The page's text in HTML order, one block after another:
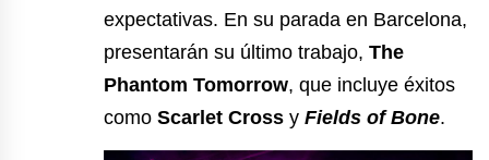
expectativas. En su parada en Barcelona,
presentarán su último trabajo, The
Phantom Tomorrow, que incluye éxitos
como Scarlet Cross y Fields of Bone.